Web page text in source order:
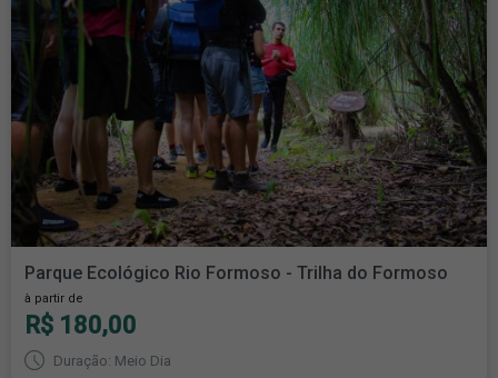
Parque Ecológico Rio Formoso - Trilha do Formoso
à partir de
R$ 180,00
Duração: Meio Dia